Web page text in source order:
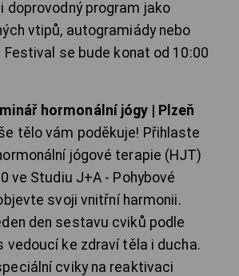
doprovodný program jako
vtipů, autogramiády nebo
Festival se bude konat od 10:00
hormonální jógy | Plzeň
tělo vám poděkuje! Přihlaste
jógové terapie (HJT)
ve Studiu J+A - Pohybové
svoji vnitřní harmonii.
den sestavu cviků podle
vedoucí ke zdraví těla i ducha.
cviky na reaktivaci